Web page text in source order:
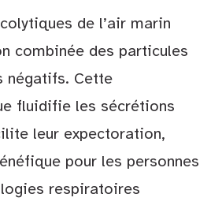
de l’air marin
combinée des particules
négatifs. Cette
fluidifie les sécrétions
leur expectoration,
pour les personnes
respiratoires